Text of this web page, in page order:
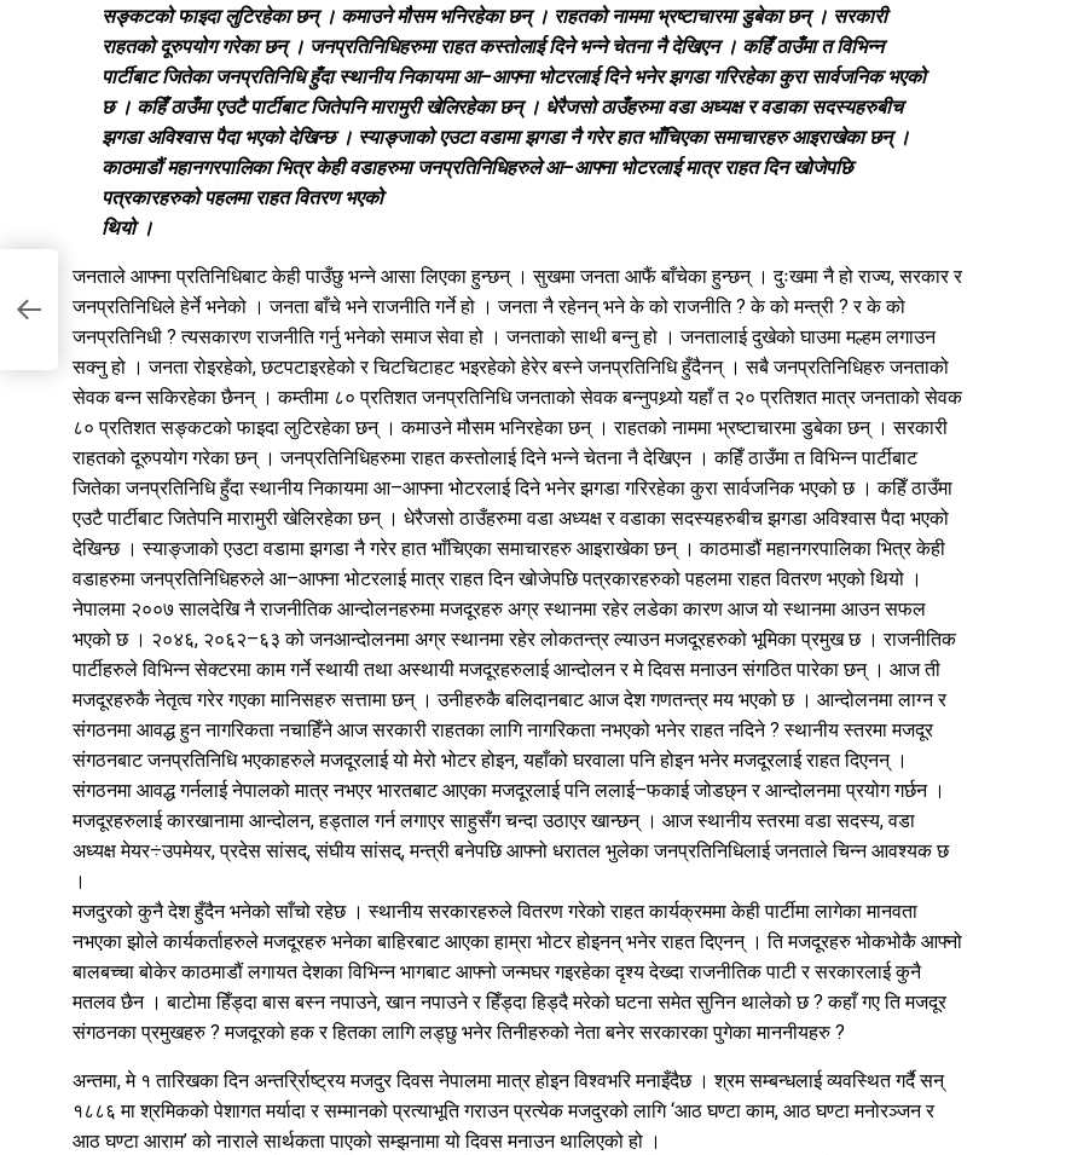
सङ्कटको फाइदा लुटिरहेका छन् । कमाउने मौसम भनिरहेका छन् । राहतको नाममा भ्रष्टाचारमा डुबेका छन् । सरकारी
राहतको दूरुपयोग गरेका छन् । जनप्रतिनिधिहरुमा राहत कस्तोलाई दिने भन्ने चेतना नै देखिएन । कहिँ ठाउँमा त विभिन्न
पार्टीबाट जितेका जनप्रतिनिधि हुँदा स्थानीय निकायमा आ–आफ्ना भोटरलाई दिने भनेर झगडा गरिरहेका कुरा सार्वजनिक भएको
छ । कहिँ ठाउँमा एउटै पार्टीबाट जितेपनि मारामुरी खेलिरहेका छन् । धेरैजसो ठाउँहरुमा वडा अध्यक्ष र वडाका सदस्यहरुबीच
झगडा अविश्वास पैदा भएको देखिन्छ । स्याङ्जाको एउटा वडामा झगडा नै गरेर हात भाँचिएका समाचारहरु आइराखेका छन् ।
काठमाडौं महानगरपालिका भित्र केही वडाहरुमा जनप्रतिनिधिहरुले आ–आफ्ना भोटरलाई मात्र राहत दिन खोजेपछि
पत्रकारहरुको पहलमा राहत वितरण भएको
थियो ।
जनताले आफ्ना प्रतिनिधिबाट केही पाउँछु भन्ने आसा लिएका हुन्छन् । सुखमा जनता आफैं बाँचेका हुन्छन् । दुःखमा नै हो राज्य, सरकार र
जनप्रतिनिधिले हेर्ने भनेको । जनता बाँचे भने राजनीति गर्ने हो । जनता नै रहेनन् भने के को राजनीति ? के को मन्त्री ? र के को
जनप्रतिनिधी ? त्यसकारण राजनीति गर्नु भनेको समाज सेवा हो । जनताको साथी बन्नु हो । जनतालाई दुखेको घाउमा मल्हम लगाउन
सक्नु हो । जनता रोइरहेको, छटपटाइरहेको र चिटचिटाहट भइरहेको हेरेर बस्ने जनप्रतिनिधि हुँदैनन् । सबै जनप्रतिनिधिहरु जनताको
सेवक बन्न सकिरहेका छैनन् । कम्तीमा ८० प्रतिशत जनप्रतिनिधि जनताको सेवक बन्नुपथ्र्यो यहाँ त २० प्रतिशत मात्र जनताको सेवक
८० प्रतिशत सङ्कटको फाइदा लुटिरहेका छन् । कमाउने मौसम भनिरहेका छन् । राहतको नाममा भ्रष्टाचारमा डुबेका छन् । सरकारी
राहतको दूरुपयोग गरेका छन् । जनप्रतिनिधिहरुमा राहत कस्तोलाई दिने भन्ने चेतना नै देखिएन । कहिँ ठाउँमा त विभिन्न पार्टीबाट
जितेका जनप्रतिनिधि हुँदा स्थानीय निकायमा आ–आफ्ना भोटरलाई दिने भनेर झगडा गरिरहेका कुरा सार्वजनिक भएको छ । कहिँ ठाउँमा
एउटै पार्टीबाट जितेपनि मारामुरी खेलिरहेका छन् । धेरैजसो ठाउँहरुमा वडा अध्यक्ष र वडाका सदस्यहरुबीच झगडा अविश्वास पैदा भएको
देखिन्छ । स्याङ्जाको एउटा वडामा झगडा नै गरेर हात भाँचिएका समाचारहरु आइराखेका छन् । काठमाडौं महानगरपालिका भित्र केही
वडाहरुमा जनप्रतिनिधिहरुले आ–आफ्ना भोटरलाई मात्र राहत दिन खोजेपछि पत्रकारहरुको पहलमा राहत वितरण भएको थियो ।
नेपालमा २००७ सालदेखि नै राजनीतिक आन्दोलनहरुमा मजदूरहरु अग्र स्थानमा रहेर लडेका कारण आज यो स्थानमा आउन सफल
भएको छ । २०४६, २०६२–६३ को जनआन्दोलनमा अग्र स्थानमा रहेर लोकतन्त्र ल्याउन मजदूरहरुको भूमिका प्रमुख छ । राजनीतिक
पार्टीहरुले विभिन्न सेक्टरमा काम गर्ने स्थायी तथा अस्थायी मजदूरहरुलाई आन्दोलन र मे दिवस मनाउन संगठित पारेका छन् । आज ती
मजदूरहरुकै नेतृत्व गरेर गएका मानिसहरु सत्तामा छन् । उनीहरुकै बलिदानबाट आज देश गणतन्त्र मय भएको छ । आन्दोलनमा लाग्न र
संगठनमा आवद्ध हुन नागरिकता नचाहिँने आज सरकारी राहतका लागि नागरिकता नभएको भनेर राहत नदिने ? स्थानीय स्तरमा मजदूर
संगठनबाट जनप्रतिनिधि भएकाहरुले मजदूरलाई यो मेरो भोटर होइन, यहाँको घरवाला पनि होइन भनेर मजदूरलाई राहत दिएनन् ।
संगठनमा आवद्ध गर्नलाई नेपालको मात्र नभएर भारतबाट आएका मजदूरलाई पनि ललाई–फकाई जोडछ्न र आन्दोलनमा प्रयोग गर्छन ।
मजदूरहरुलाई कारखानामा आन्दोलन, हड्ताल गर्न लगाएर साहुसँग चन्दा उठाएर खान्छन् । आज स्थानीय स्तरमा वडा सदस्य, वडा
अध्यक्ष मेयर÷उपमेयर, प्रदेस सांसद्, संघीय सांसद्, मन्त्री बनेपछि आफ्नो धरातल भुलेका जनप्रतिनिधिलाई जनताले चिन्न आवश्यक छ
।
मजदुरको कुनै देश हुँदैन भनेको साँचो रहेछ । स्थानीय सरकारहरुले वितरण गरेको राहत कार्यक्रममा केही पार्टीमा लागेका मानवता
नभएका झोले कार्यकर्ताहरुले मजदूरहरु भनेका बाहिरबाट आएका हाम्रा भोटर होइनन् भनेर राहत दिएनन् । ति मजदूरहरु भोकभोकै आफ्नो
बालबच्चा बोकेर काठमाडौं लगायत देशका विभिन्न भागबाट आफ्नो जन्मघर गइरहेका दृश्य देख्दा राजनीतिक पाटी र सरकारलाई कुनै
मतलव छैन । बाटोमा हिँड्दा बास बस्न नपाउने, खान नपाउने र हिँड्दा हिड्दै मरेको घटना समेत सुनिन थालेको छ ? कहाँ गए ति मजदूर
संगठनका प्रमुखहरु ? मजदूरको हक र हितका लागि लड्छु भनेर तिनीहरुको नेता बनेर सरकारका पुगेका माननीयहरु ?
अन्तमा, मे १ तारिखका दिन अन्तर्र्रािष्ट्रय मजदुर दिवस नेपालमा मात्र होइन विश्वभरि मनाइँदैछ । श्रम सम्बन्धलाई व्यवस्थित गर्दै सन्
१८८६ मा श्रमिकको पेशागत मर्यादा र सम्मानको प्रत्याभूति गराउन प्रत्येक मजदुरको लागि ‘आठ घण्टा काम, आठ घण्टा मनोरञ्जन र
आठ घण्टा आराम’ को नाराले सार्थकता पाएको सम्झनामा यो दिवस मनाउन थालिएको हो ।